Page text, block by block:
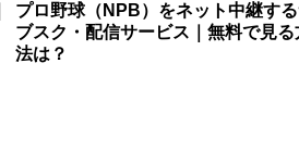
プロ野球（NPB）をネット中継す
ブスク・配信サービス｜無料で見る
法は？